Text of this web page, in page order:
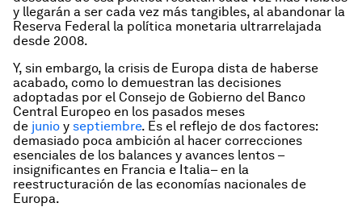
y llegarán a ser cada vez más tangibles, al abandonar la
Reserva Federal la política monetaria ultrarrelajada
desde 2008.
Y, sin embargo, la crisis de Europa dista de haberse
acabado, como lo demuestran las decisiones
adoptadas por el Consejo de Gobierno del Banco
Central Europeo en los pasados meses
de junio y septiembre. Es el reflejo de dos factores:
demasiado poca ambición al hacer correcciones
esenciales de los balances y avances lentos –
insignificantes en Francia e Italia– en la
reestructuración de las economías nacionales de
Europa.